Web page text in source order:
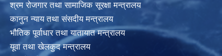
श्रम रोजगार तथा सामाजिक सूरक्षा मन्त्रालय
कानुन न्याय तथा संसदीय मन्त्रालय
भाैतिक पूर्वाधार तथा यातायात मन्त्रालय
यूवा तथा खेलकुद मन्त्रालय